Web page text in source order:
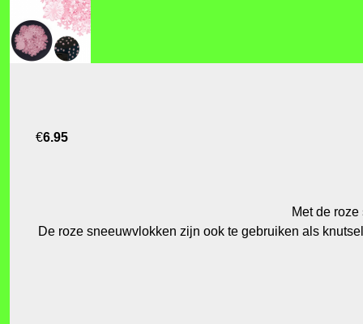
€6.95
Met de
De roze sneeuwvlokken zijn ook te gebruiken als